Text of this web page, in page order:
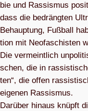
bie und Ras­sis­mus
dass die bedräng­ten
Behaup­tung, Fuß­ball
tion mit Neo­fa­schis­ten
Die ver­meint­lich
schen, die in
ten“, die offen
eige­nen Ras­sis­mus.
Dar­über hin­aus knüpft